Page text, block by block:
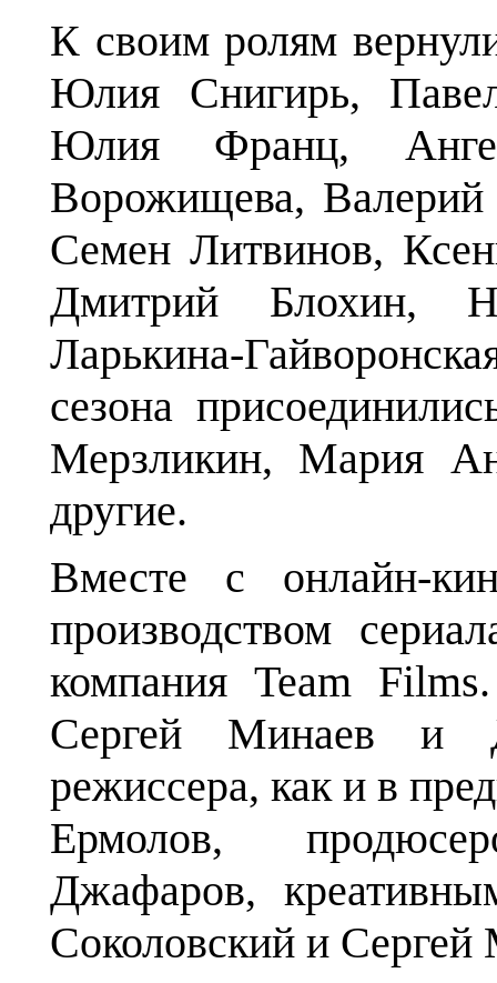
К своим ролям
Юлия Снигирь,
Юлия Франц,
Ворожищева,
Семен Литвинов,
Дмитрий Блохин,
Ларькина-
сезона
Мерзликин, Мария
другие.
Вместе с онлайн-
производством
компания Team
Сергей Минаев и
режиссера, как и в
Ермолов,
Джафаров,
Соколовский и Сергей